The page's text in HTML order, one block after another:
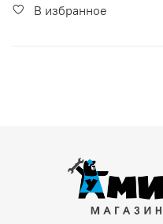
В избранное